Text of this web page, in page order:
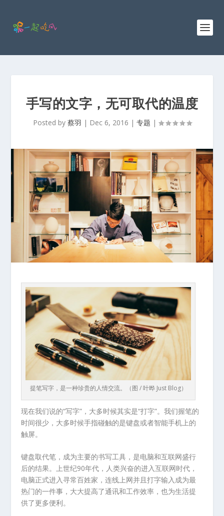
手写的文字，无可取代的温度
Posted by 蔡羽 | Dec 6, 2016 | 专题 |
提笔写字，是一种珍贵的人情交流。（图 / 叶晔 Just Blog）
现在我们说的“写字”，大多时候其实是“打字”。我们握笔的
时间很少，大多时候手指碰触的是键盘或者智能手机上的
触屏。
键盘取代笔，成为主要的书写工具，是电脑和互联网盛行
后的结果。上世纪90年代，人类兴奋的进入互联网时代，
电脑正式进入寻常百姓家，连线上网并且打字输入成为最
热门的一件事，大大提高了通讯和工作效率，也为生活提
供了更多便利。